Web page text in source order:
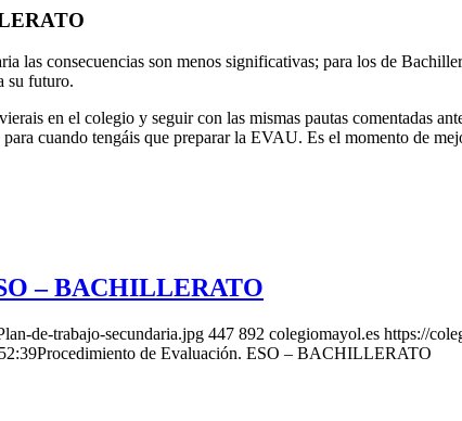
las consecuencias son menos significativas; para los de
su futuro.
en el colegio y seguir con las mismas pautas comentadas
cuando tengáis que preparar la EVAU. Es el momento de
– BACHILLERATO
de-trabajo-secundaria.jpg 447 892 colegiomayol.es https://
Procedimiento de Evaluación. ESO – BACHILLERATO